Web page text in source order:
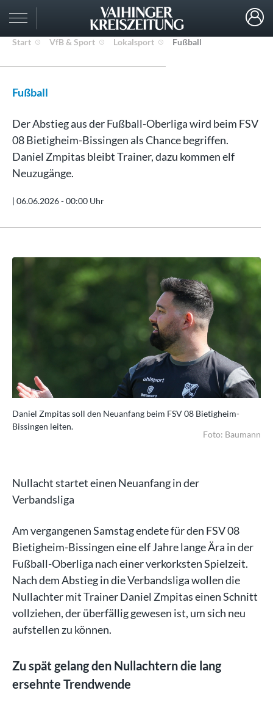
Start VfB & Sport Lokalsport Fußball
Fußball
Der Abstieg aus der Fußball-Oberliga wird beim FSV
08 Bietigheim-Bissingen als Chance begriffen.
Daniel Zmpitas bleibt Trainer, dazu kommen elf
Neuzugänge.
| 06.06.2026 - 00:00 Uhr
Daniel Zmpitas soll den Neuanfang beim FSV 08 Bietigheim-
Bissingen leiten.
Foto: Baumann
Nullacht startet einen Neuanfang in der
Verbandsliga
Am vergangenen Samstag endete für den FSV 08
Bietigheim-Bissingen eine elf Jahre lange Ära in der
Fußball-Oberliga nach einer verkorksten Spielzeit.
Nach dem Abstieg in die Verbandsliga wollen die
Nullachter mit Trainer Daniel Zmpitas einen Schnitt
vollziehen, der überfällig gewesen ist, um sich neu
aufstellen zu können.
Zu spät gelang den Nullachtern die lang
ersehnte Trendwende